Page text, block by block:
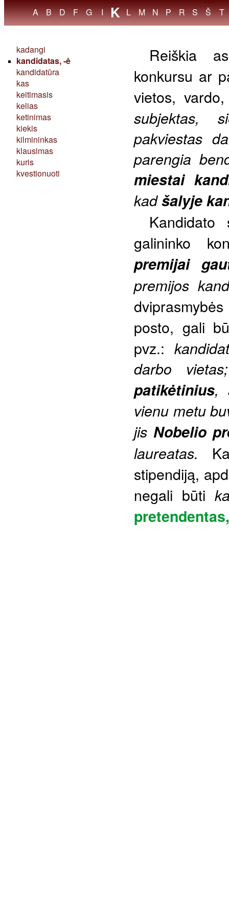
// A B D F G I K L M N P R S Š T
kadangi
kandidatas, -ė
kandidatūra
kas
keitimasis
kelias
ketinimas
kiekis
kilmininkas
klausimas
kuris
kvestionuoti
Reiškia
konkursu ar
vietos,
subjektas,
pakviestas
parengia
miestai
kadšalyje
galininko
premijai
premijos
posto, gali
pvz.:
darbo
patikėtinius,
vienu metu
jis Nobelio
laureatas.
stipendiją,
negali būti